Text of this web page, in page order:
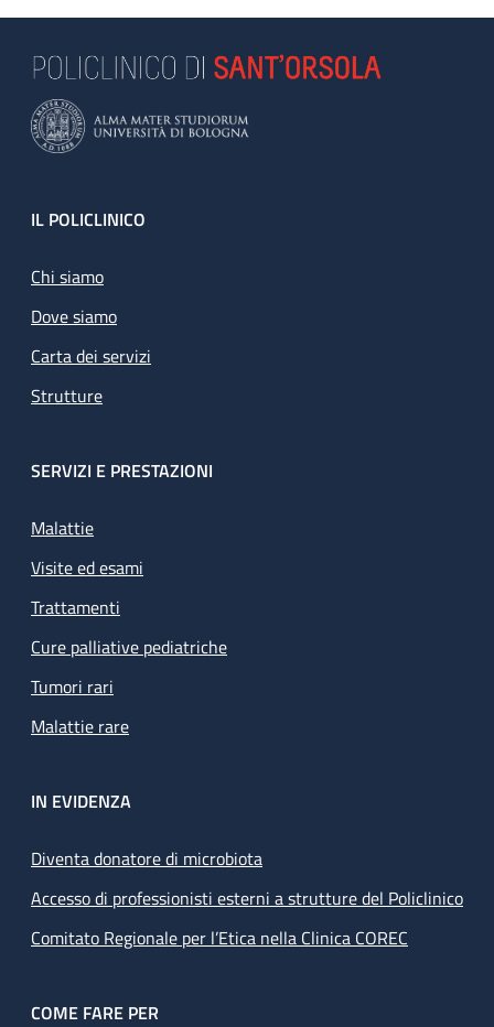
Footer
IL POLICLINICO
Chi siamo
Dove siamo
Carta dei servizi
Strutture
SERVIZI E PRESTAZIONI
Malattie
Visite ed esami
Trattamenti
Cure palliative pediatriche
Tumori rari
Malattie rare
IN EVIDENZA
Diventa donatore di microbiota
Accesso di professionisti esterni a strutture del Policlinico
Comitato Regionale per l’Etica nella Clinica COREC
COME FARE PER